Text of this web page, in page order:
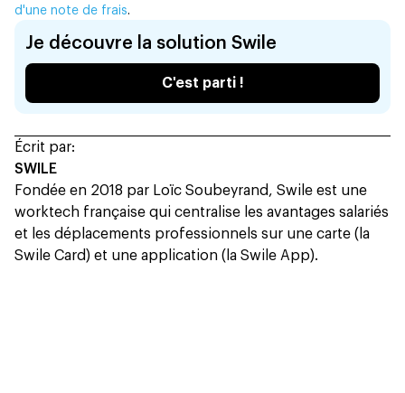
d'une note de frais.
Je découvre la solution Swile
C'est parti !
Écrit par:
SWILE
Fondée en 2018 par Loïc Soubeyrand, Swile est une
worktech française qui centralise les avantages salariés
et les déplacements professionnels sur une carte (la
Swile Card) et une application (la Swile App).